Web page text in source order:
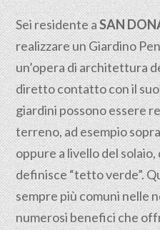
Sei residente aSAN
realizzare un Giardino
un’opera di architettura
diretto contatto con il
giardini possono essere
terreno, ad esempio
oppure a livello del
definisce “tetto verde”.
sempre più comuni nelle
numerosi benefici che